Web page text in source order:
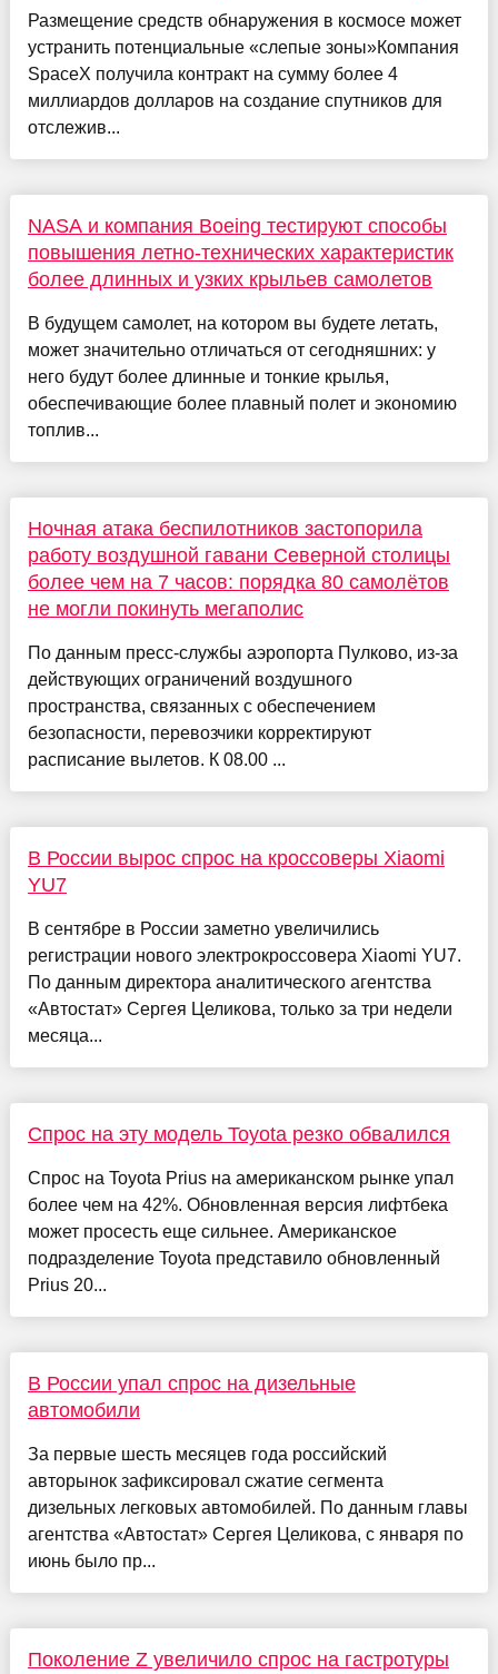
Размещение средств обнаружения в космосе может
устранить потенциальные «слепые зоны»Компания
SpaceX получила контракт на сумму более 4
миллиардов долларов на создание спутников для
отслежив...
NASA и компания Boeing тестируют способы
повышения летно-технических характеристик
более длинных и узких крыльев самолетов
В будущем самолет, на котором вы будете летать,
может значительно отличаться от сегодняшних: у
него будут более длинные и тонкие крылья,
обеспечивающие более плавный полет и экономию
топлив...
Ночная атака беспилотников застопорила
работу воздушной гавани Северной столицы
более чем на 7 часов: порядка 80 самолётов
не могли покинуть мегаполис
По данным пресс-службы аэропорта Пулково, из-за
действующих ограничений воздушного
пространства, связанных с обеспечением
безопасности, перевозчики корректируют
расписание вылетов. К 08.00 ...
В России вырос спрос на кроссоверы Xiaomi
YU7
В сентябре в России заметно увеличились
регистрации нового электрокроссовера Xiaomi YU7.
По данным директора аналитического агентства
«Автостат» Сергея Целикова, только за три недели
месяца...
Спрос на эту модель Toyota резко обвалился
Спрос на Toyota Prius на американском рынке упал
более чем на 42%. Обновленная версия лифтбека
может просесть еще сильнее. Американское
подразделение Toyota представило обновленный
Prius 20...
В России упал спрос на дизельные
автомобили
За первые шесть месяцев года российский
авторынок зафиксировал сжатие сегмента
дизельных легковых автомобилей. По данным главы
агентства «Автостат» Сергея Целикова, с января по
июнь было пр...
Поколение Z увеличило спрос на гастротуры